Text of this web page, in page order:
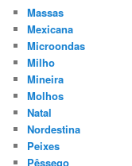
Massas
Mexicana
Microondas
Milho
Mineira
Molhos
Natal
Nordestina
Peixes
Pêssego